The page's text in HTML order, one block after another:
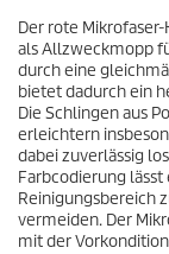
u
k
t
s
Der rote
als Allzweckmopp
durch eine
bietet dadurch ein
Die Schlingen aus
erleichtern
dabei zuverlässig
Farbcodierung
Reinigungsbereich
vermeiden. Der
mit der